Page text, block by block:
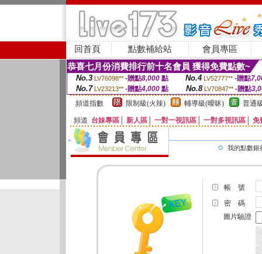
回首頁 點數補給站 會員專區
恭喜七月份消費排行前十名會員 獲得免費點數~
No.3 LV76098** -贈點8,000點 No.4 LV52777** -贈點
No.7 LV23213** -贈點4,000 點 No.8 LV70847** -贈點
頻道指數
限制級(火辣) 輔導級(曖昧) 普通
頻道 台妹專區 新人區 一對一視訊區 一對多視訊區 免
我的點數銀
帳 號
密 碼
圖片驗證